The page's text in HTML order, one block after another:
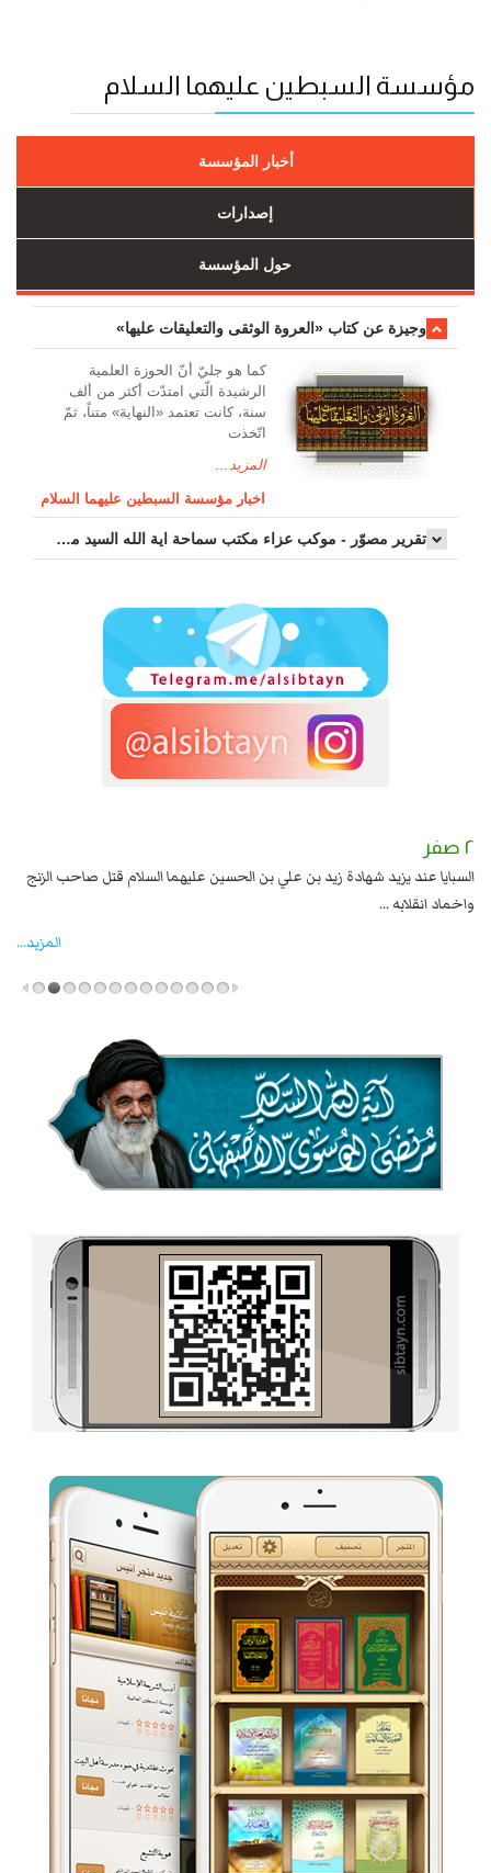
مؤسسة السبطين عليهما السلام
أخبار المؤسسة
إصدارات
حول المؤسسة
وجیزة عن کتاب «العروة الوثقی والتعلیقات علیها»
کما هو جليّ أنّ الحوزة العلمیة
الرشیدة الّتي امتدّت أكثر من ألف
سنة، كانت تعتمد «النهاية» متناً، ثمّ
اتّخذت
المزيد...
اخبار مؤسسة السبطين عليهما السلام
تقرير مصوّر - موكب عزاء مکتب سماحة اية الله السيد مرتضى الموسوي الاصفهاني في يوم إستشهاد السيدة فاطم...
٢ صفر
السبايا عند يزيد شهادة زيد بن علي بن الحسين عليهما السلام قتل صاحب الزنج
واخماد انقلابه ...
المزید...